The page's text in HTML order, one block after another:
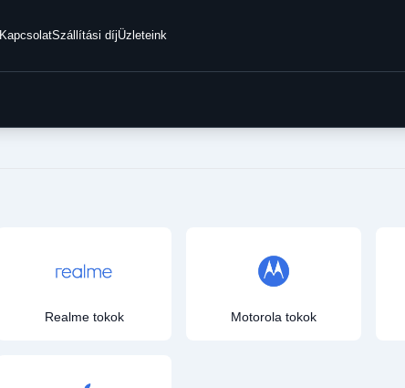
KapcsolatSzállítási díjÜzleteink
Realme tokok Motorola tokok